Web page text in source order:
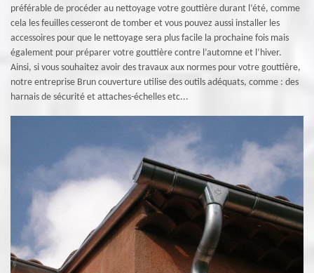
préférable de procéder au nettoyage votre gouttière durant l’été, comme
cela les feuilles cesseront de tomber et vous pouvez aussi installer les
accessoires pour que le nettoyage sera plus facile la prochaine fois mais
également pour préparer votre gouttière contre l’automne et l’hiver.
Ainsi, si vous souhaitez avoir des travaux aux normes pour votre gouttière,
notre entreprise Brun couverture utilise des outils adéquats, comme : des
harnais de sécurité et attaches-échelles etc...